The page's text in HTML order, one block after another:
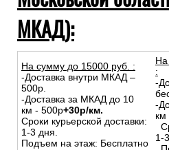
МКАД):
На сумму до 15000 руб. :
-Доставка внутри МКАД –
500р.
-Доставка за МКАД до 10
км - 500р+30р/км.
Сроки курьерской доставки:
1-3 дня.
Подъем на этаж: Бесплатно
На
:
-
-
км
1-